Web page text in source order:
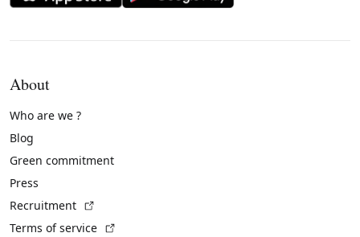
About
Who are we ?
Blog
Green commitment
Press
Recruitment
Terms of service